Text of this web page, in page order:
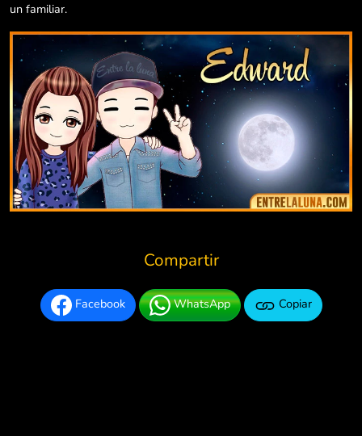
un familiar.
Compartir
Facebook WhatsApp Copiar